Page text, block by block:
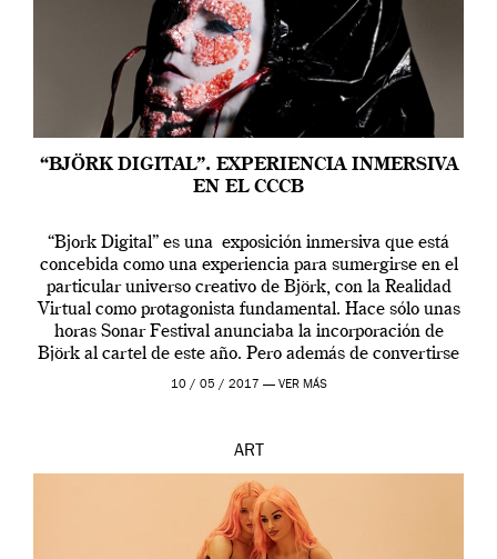
“BJÖRK DIGITAL”. EXPERIENCIA INMERSIVA
EN EL CCCB
“Bjork Digital” es una exposición inmersiva que está
concebida como una experiencia para sumergirse en el
particular universo creativo de Björk, con la Realidad
Virtual como protagonista fundamental. Hace sólo unas
horas Sonar Festival anunciaba la incorporación de
Björk al cartel de este año. Pero además de convertirse
en una de las actuaciones más relevantes […]
10 / 05 / 2017 — VER MÁS
ART